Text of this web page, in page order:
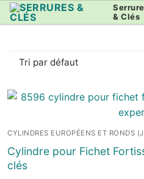
Aller
au
& Clés
CYLINDRES EUROPÉENS ET RONDS
Cylindre pour Fichet
clés